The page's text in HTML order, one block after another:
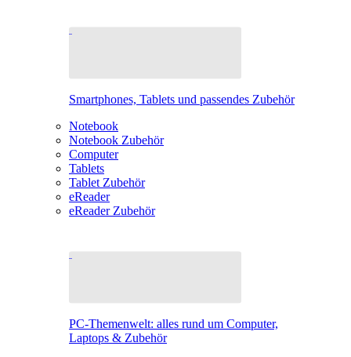
Smartphones, Tablets und passendes Zubehör
Notebook
Notebook Zubehör
Computer
Tablets
Tablet Zubehör
eReader
eReader Zubehör
PC-Themenwelt: alles rund um Computer,
Laptops & Zubehör